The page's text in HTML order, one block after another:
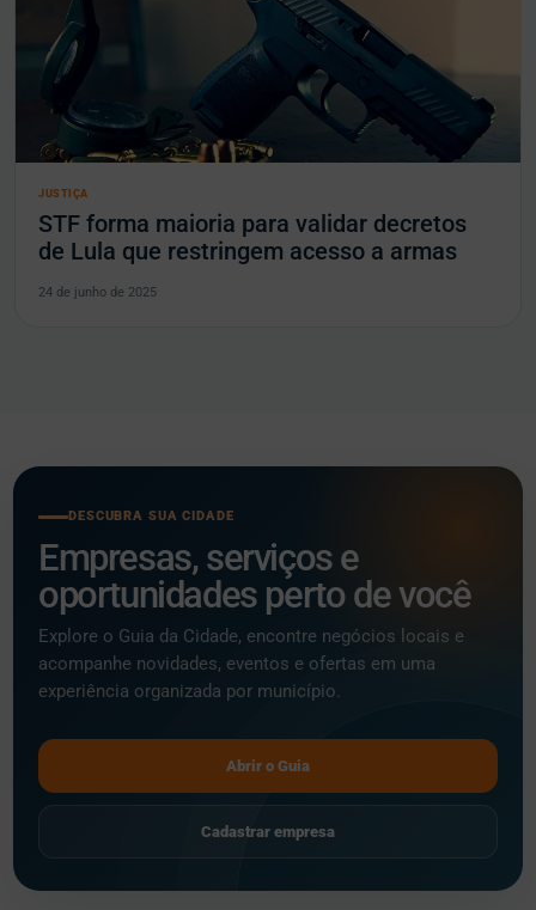
JUSTIÇA
STF forma maioria para validar decretos
de Lula que restringem acesso a armas
24 de junho de 2025
DESCUBRA SUA CIDADE
Empresas, serviços e
oportunidades perto de você
Explore o Guia da Cidade, encontre negócios locais e
acompanhe novidades, eventos e ofertas em uma
experiência organizada por município.
Abrir o Guia
Cadastrar empresa